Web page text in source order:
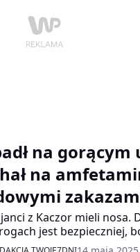
na gorącym
na
z Kaczor mieli nosa.
jest bezpieczniej,
kierowcę, który